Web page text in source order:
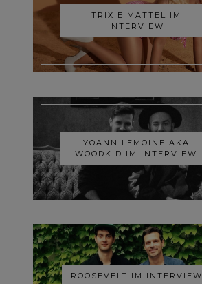
TRIXIE MATTEL IM
INTERVIEW
YOANN LEMOINE AKA
WOODKID IM INTERVIEW
ROOSEVELT IM INTERVIEW